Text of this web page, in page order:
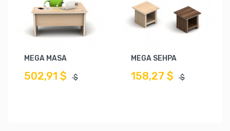
MEGA MASA
502,91 $ $
MEGA SEHPA
158,27 $ $